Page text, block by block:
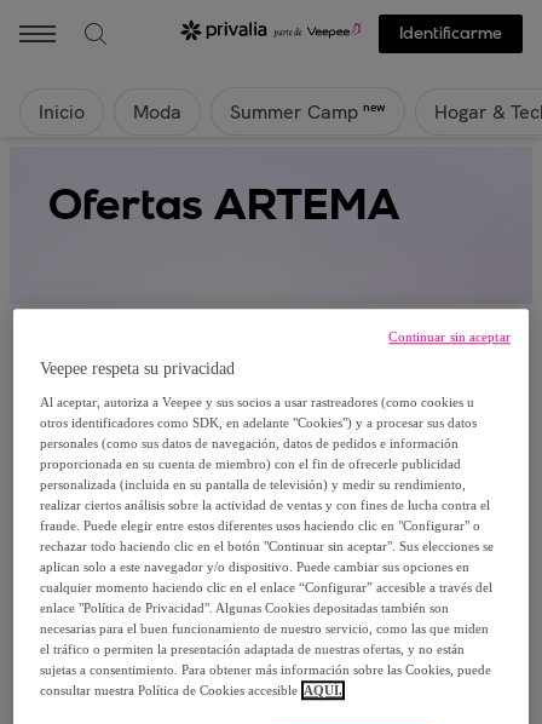
Identificarme
Inicio Moda Summer Camp new Hogar &
Ofertas ARTEMA
Actualmente no hay productos disponibles.
Regístrate y accede a todos los productos visibles
para nuestros miembros.
Identificarme
Veepee respeta su privacidad
Al aceptar, autoriza a Veepee y sus socios a usar rastreadores (como cookies u
otros identificadores como SDK, en adelante "Cookies") y a procesar sus datos
personales (como sus datos de navegación, datos de pedidos e información
proporcionada en su cuenta de miembro) con el fin de ofrecerle publicidad
personalizada (incluida en su pantalla de televisión) y medir su rendimiento,
realizar ciertos análisis sobre la actividad de ventas y con fines de lucha contra el
fraude. Puede elegir entre estos diferentes usos haciendo clic en "Configurar" o
rechazar todo haciendo clic en el botón "Continuar sin aceptar". Sus elecciones se
aplican solo a este navegador y/o dispositivo. Puede cambiar sus opciones en
cualquier momento haciendo clic en el enlace “Configurar” accesible a través del
enlace "Política de Privacidad". Algunas Cookies depositadas también son
necesarias para el buen funcionamiento de nuestro servicio, como las que miden
el tráfico o permiten la presentación adaptada de nuestras ofertas, y no están
sujetas a consentimiento. Para obtener más información sobre las Cookies, puede
consultar nuestra Política de Cookies accesible AQUÍ.
Continuar sin aceptar